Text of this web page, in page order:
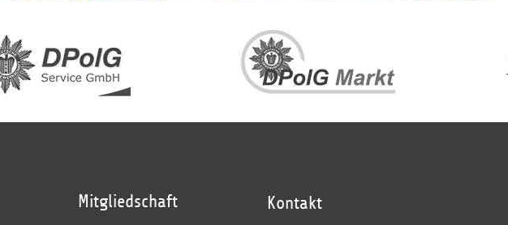
Mitgliedschaft Kontakt